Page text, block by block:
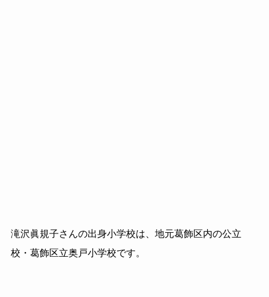
滝沢眞規子さんの出身小学校は、 地元葛飾区内の公立
校・葛飾区立奥戸小学校です。